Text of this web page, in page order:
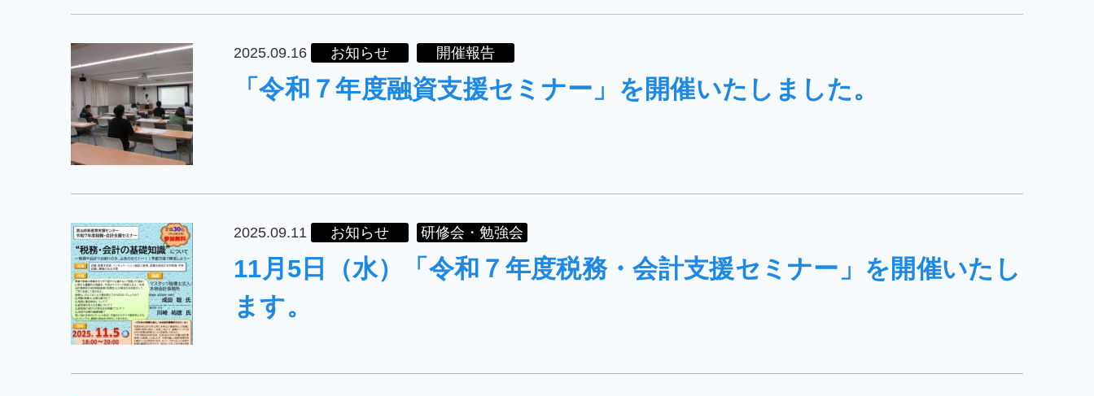
2025.09.16 お知らせ 開催報告
「令和７年度融資支援セミナー」を開催いたしました。
2025.09.11 お知らせ 研修会・勉強会
11月5日（水）「令和７年度税務・会計支援セミナー」を開催いたし
ます。